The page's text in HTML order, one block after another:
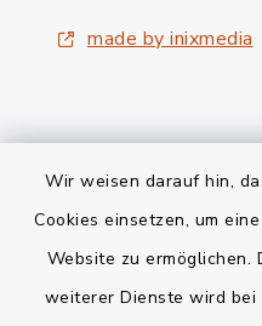
Wir weisen darauf hin,
Cookies einsetzen, um
Website zu ermöglichen.
weiterer Dienste wird
made by inixmedia